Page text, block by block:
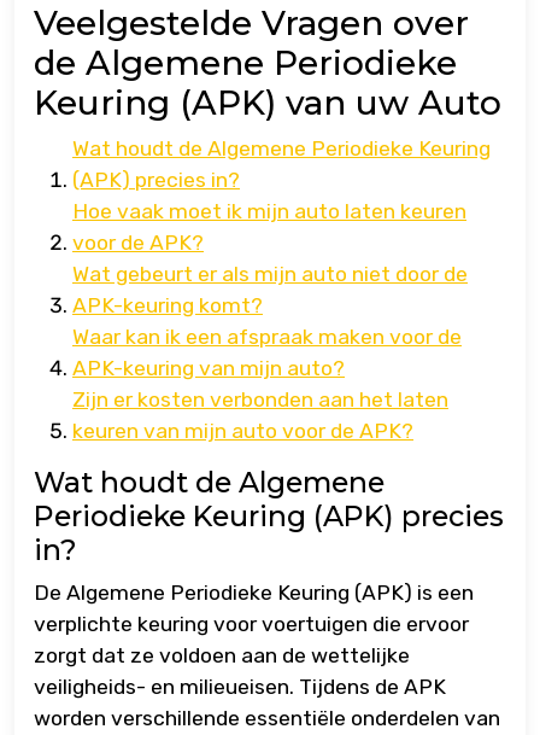
Veelgestelde Vragen over
de Algemene Periodieke
Keuring (APK) van uw Auto
Wat houdt de Algemene Periodieke Keuring
(APK) precies in?
Hoe vaak moet ik mijn auto laten keuren
voor de APK?
Wat gebeurt er als mijn auto niet door de
APK-keuring komt?
Waar kan ik een afspraak maken voor de
APK-keuring van mijn auto?
Zijn er kosten verbonden aan het laten
keuren van mijn auto voor de APK?
Wat houdt de Algemene
Periodieke Keuring (APK) precies
in?
De Algemene Periodieke Keuring (APK) is een
verplichte keuring voor voertuigen die ervoor
zorgt dat ze voldoen aan de wettelijke
veiligheids- en milieueisen. Tijdens de APK
worden verschillende essentiële onderdelen van